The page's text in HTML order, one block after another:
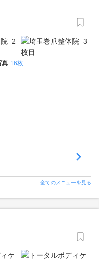
真 16枚
全てのメニューを見る